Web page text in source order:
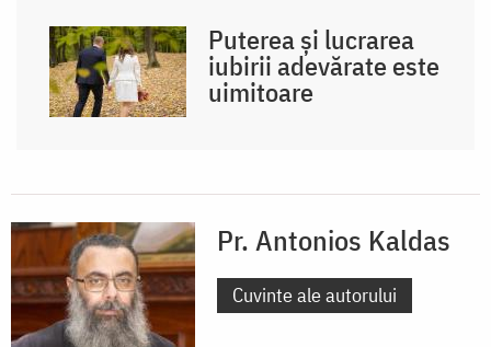
Puterea și lucrarea
iubirii adevărate este
uimitoare
Pr. Antonios Kaldas
Cuvinte ale autorului